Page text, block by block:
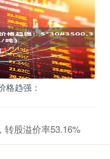
格趋强：
转股溢价率53.16%